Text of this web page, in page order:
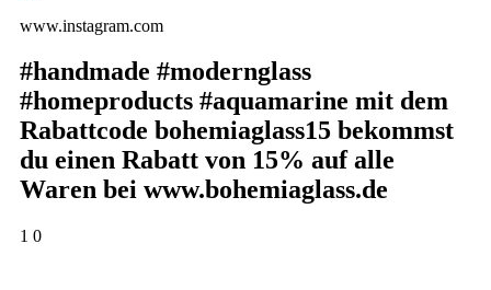
www.instagram.com
#handmade #modernglass
#homeproducts #aquamarine mit dem
Rabattcode bohemiaglass15 bekommst
du einen Rabatt von 15% auf alle
Waren bei www.bohemiaglass.de
1 0